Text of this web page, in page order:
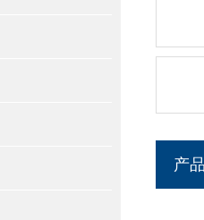
产